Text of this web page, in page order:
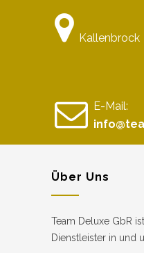
Kallenbrock
E-Mail:
Über Uns
Team Deluxe GbR
Dienstleister in und